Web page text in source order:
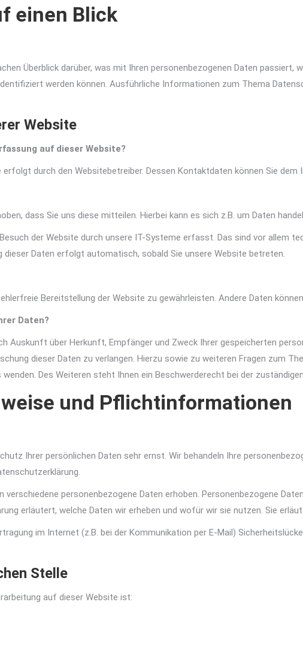
einen Blick
Überblick darüber, was mit Ihren personenbezogenen Daten passiert,
werden können. Ausführliche Informationen zum Thema
Website
auf dieser Website?
durch den Websitebetreiber. Dessen Kontaktdaten können Sie dem
dass Sie uns diese mitteilen. Hierbei kann es sich z.B. um Daten
der Website durch unsere IT-Systeme erfasst. Das sind vor allem
Daten erfolgt automatisch, sobald Sie unsere Website betreten.
Bereitstellung der Website zu gewährleisten. Andere Daten
Daten?
Auskunft über Herkunft, Empfänger und Zweck Ihrer gespeicherten
dieser Daten zu verlangen. Hierzu sowie zu weiteren Fragen zum
Des Weiteren steht Ihnen ein Beschwerderecht bei der
und Pflichtinformationen
Ihrer persönlichen Daten sehr ernst. Wir behandeln Ihre
verschiedene personenbezogene Daten erhoben. Personenbezogene
erläutert, welche Daten wir erheben und wofür wir sie nutzen. Sie
im Internet (z.B. bei der Kommunikation per E-Mail)
Stelle
auf dieser Website ist: